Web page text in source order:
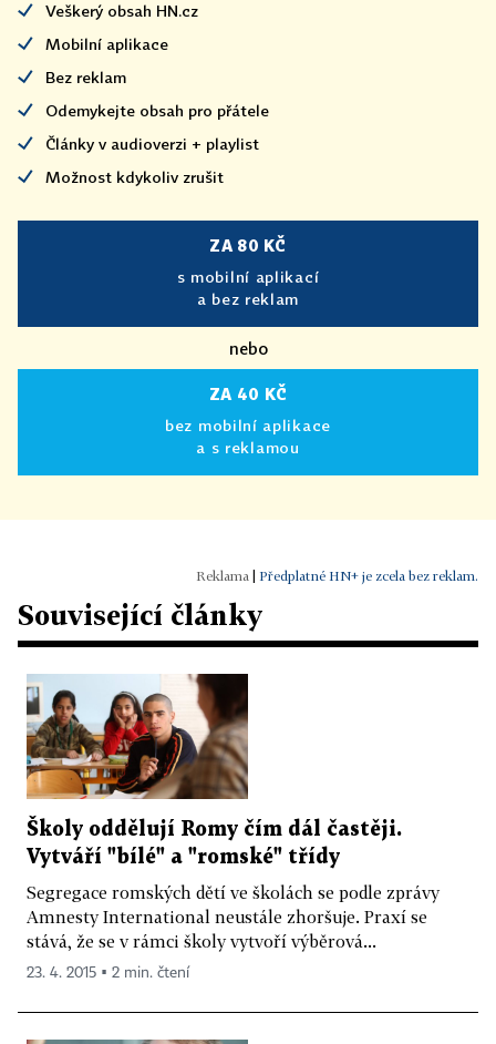
Veškerý obsah HN.cz
Mobilní aplikace
Bez reklam
Odemykejte obsah pro přátele
Články v audioverzi + playlist
Možnost kdykoliv zrušit
ZA 80 KČ
s mobilní aplikací
a bez reklam
nebo
ZA 40 KČ
bez mobilní aplikace
a s reklamou
Předplatné HN+ je zcela bez reklam.
Související články
Školy oddělují Romy čím dál častěji.
Vytváří "bílé" a "romské" třídy
Segregace romských dětí ve školách se podle zprávy
Amnesty International neustále zhoršuje. Praxí se
stává, že se v rámci školy vytvoří výběrová...
23. 4. 2015 ▪ 2 min. čtení